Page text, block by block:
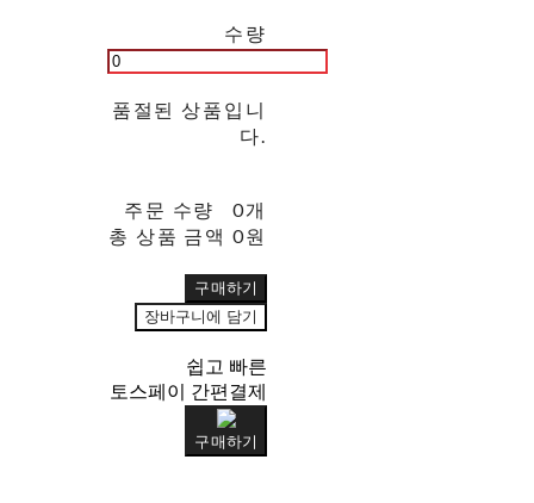
수량
품절된 상품입니
다.
주문 수량
0개
총 상품 금액 0원
구매하기
장바구니에 담기
쉽고 빠른
토스페이 간편결제
구매하기